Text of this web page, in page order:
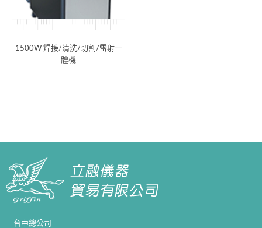
1500W 焊接/清洗/切割/雷射一
體機
台中總公司